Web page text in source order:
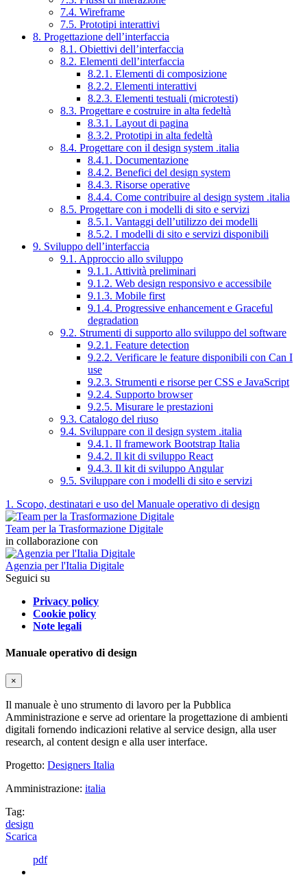
7.4. Wireframe
7.5. Prototipi interattivi
8. Progettazione dell’interfaccia
8.1. Obiettivi dell’interfaccia
8.2. Elementi dell’interfaccia
8.2.1. Elementi di composizione
8.2.2. Elementi interattivi
8.2.3. Elementi testuali (microtesti)
8.3. Progettare e costruire in alta fedeltà
8.3.1. Layout di pagina
8.3.2. Prototipi in alta fedeltà
8.4. Progettare con il design system .italia
8.4.1. Documentazione
8.4.2. Benefici del design system
8.4.3. Risorse operative
8.4.4. Come contribuire al design system .italia
8.5. Progettare con i modelli di sito e servizi
8.5.1. Vantaggi dell’utilizzo dei modelli
8.5.2. I modelli di sito e servizi disponibili
9. Sviluppo dell’interfaccia
9.1. Approccio allo sviluppo
9.1.1. Attività preliminari
9.1.2. Web design responsivo e accessibile
9.1.3. Mobile first
9.1.4. Progressive enhancement e Graceful
degradation
9.2. Strumenti di supporto allo sviluppo del software
9.2.1. Feature detection
9.2.2. Verificare le feature disponibili con Can I
use
9.2.3. Strumenti e risorse per CSS e JavaScript
9.2.4. Supporto browser
9.2.5. Misurare le prestazioni
9.3. Catalogo del riuso
9.4. Sviluppare con il design system .italia
9.4.1. Il framework Bootstrap Italia
9.4.2. Il kit di sviluppo React
9.4.3. Il kit di sviluppo Angular
9.5. Sviluppare con i modelli di sito e servizi
1. Scopo, destinatari e uso del Manuale operativo di design
Team per la Trasformazione Digitale
in collaborazione con
Agenzia per l'Italia Digitale
Seguici su
Privacy policy
Cookie policy
Note legali
Manuale operativo di design
×
Il manuale è uno strumento di lavoro per la Pubblica
Amministrazione e serve ad orientare la progettazione di ambienti
digitali fornendo indicazioni relative al service design, alla user
research, al content design e alla user interface.
Progetto: Designers Italia
Amministrazione: italia
Tag:
design
Scarica
pdf